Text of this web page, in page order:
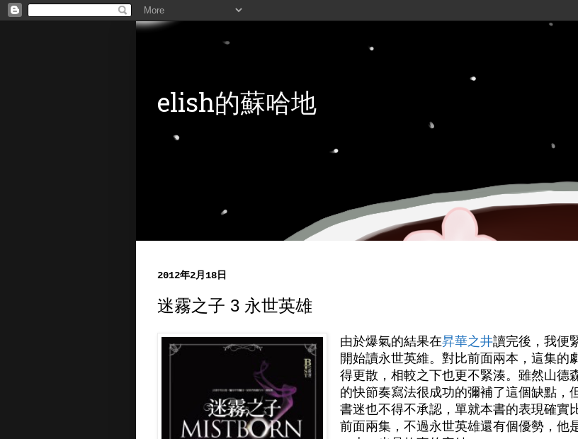
elish的蘇哈地
2012年2月18日
迷霧之子 3 永世英雄
由於爆氣的結果在昇華之井讀完後，我便
開始讀永世英維。對比前面兩本，這集的
得更散，相較之下也更不緊湊。雖然山德
的快節奏寫法很成功的彌補了這個缺點，
書迷也不得不承認，單就本書的表現確實
前面兩集，不過永世英雄還有個優勢，他